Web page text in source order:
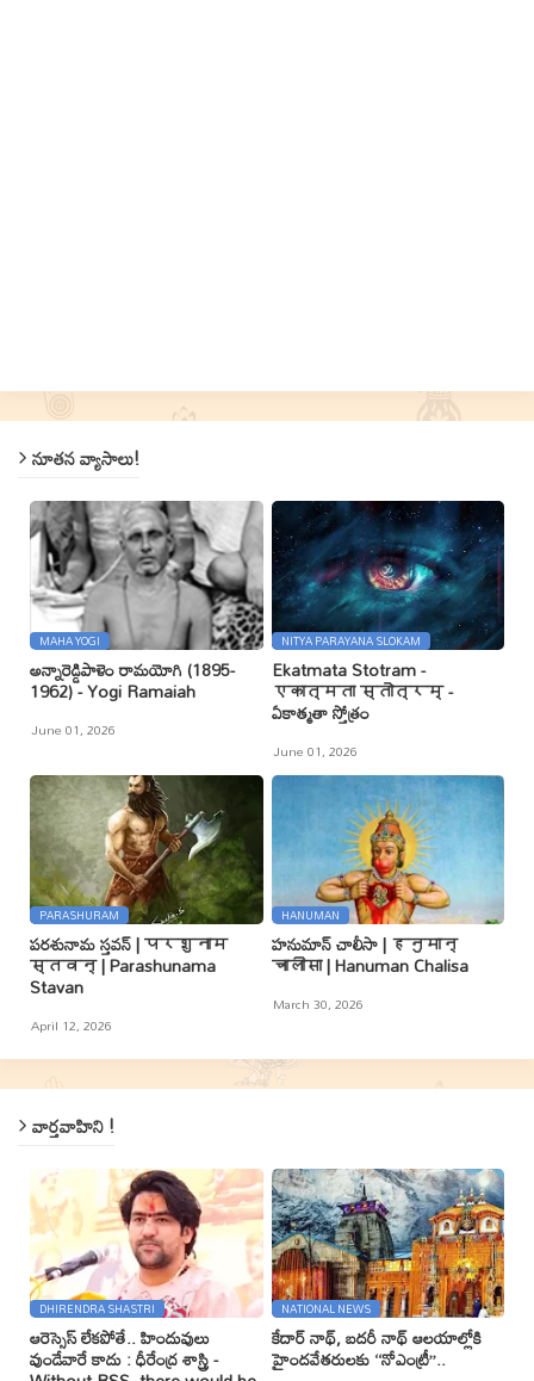
నూతన వ్యాసాలు!
MAHA YOGI
అన్నారెడ్డిపాళెం రామయోగి (1895-
1962) - Yogi Ramaiah
June 01, 2026
NITYA PARAYANA SLOKAM
Ekatmata Stotram -
एकात्मता स्तोत्रम् -
ఏకాత్మతా స్తోత్రం
June 01, 2026
PARASHURAM
పరశునామ స్తవన్ | परशुनाम
स्तवन् | Parashunama
Stavan
April 12, 2026
HANUMAN
హనుమాన్ చాలీసా | हनुमान्
चालीसा | Hanuman Chalisa
March 30, 2026
వార్తవాహిని !
DHIRENDRA SHASTRI
ఆరెస్సెస్ లేకపోతే.. హిందువులు
వుండేవారే కాదు : ధీరేంద్ర శాస్త్రి -
NATIONAL NEWS
కేదార్ నాథ్, బదరీ నాథ్ ఆలయాల్లోకి
హైందవేతరులకు ‘‘నోఎంట్రీ’’..